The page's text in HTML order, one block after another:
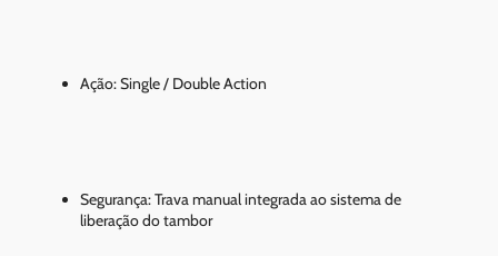
Ação: Single / Double Action
Segurança: Trava manual integrada ao sistema de
liberação do tambor